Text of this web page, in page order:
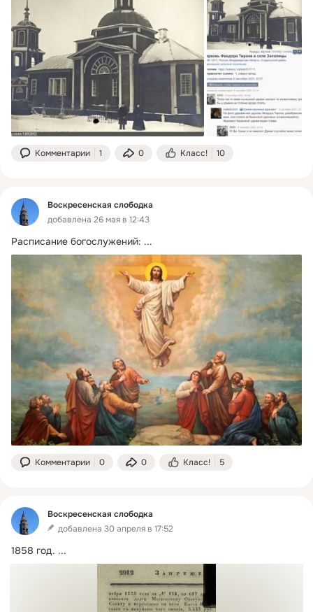
Комментарии 1 0 Класс! 10
Воскресенская слободка
добавлена 26 мая в 12:43
Расписание богослужений: ...
Комментарии 0 0 Класс! 5
Воскресенская слободка
добавлена 30 апреля в 17:52
1858 год. ...